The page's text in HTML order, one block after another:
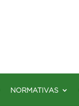
NORMATIVAS